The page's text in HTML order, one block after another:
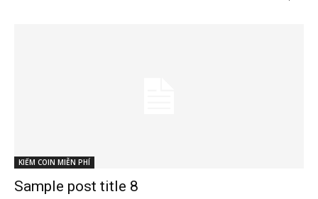
KIẾM COIN MIỄN PHÍ
Sample post title 8